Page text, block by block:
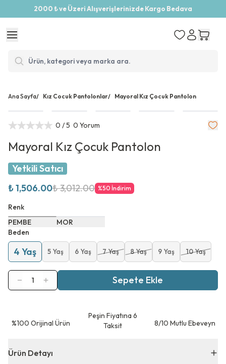
2000 ₺ ve Üzeri Alışverişlerinizde Kargo Bedava
Ana Sayfa/ Kız Cocuk Pantolonlar/ Mayoral Kız Çocuk Pantolon
0 / 5 0 Yorum
Mayoral Kız Çocuk Pantolon
Yetkili Satıcı
₺ 1,506.00₺ 3,012.00 %50 İndirim
Renk
PEMBE
MOR
Beden
4 Yaş 5 Yaş 6 Yaş 7 Yaş 8 Yaş 9 Yaş 10 Yaş
1 Sepete Ekle
⁠%100 Orijinal Ürün
Peşin Fiyatına 6
Taksit
8/10 Mutlu Ebeveyn
Ürün Detayı